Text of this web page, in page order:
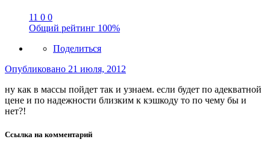
11 0 0
Общий рейтинг 100%
Поделиться
Опубликовано 21 июля, 2012
ну как в массы пойдет так и узнаем. если будет по адекватной
цене и по надежности близким к кэшкоду то по чему бы и
нет?!
Ссылка на комментарий